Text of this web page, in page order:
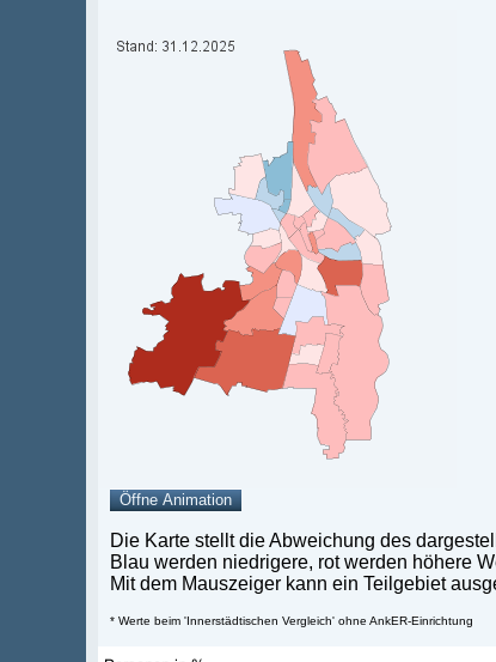
Die Karte stellt die Abweichung des
Blau werden niedrigere, rot werden höhere
Mit dem Mauszeiger kann ein Teilgebiet
* Werte beim 'Innerstädtischen Vergleich' ohne AnkER-Einrichtung